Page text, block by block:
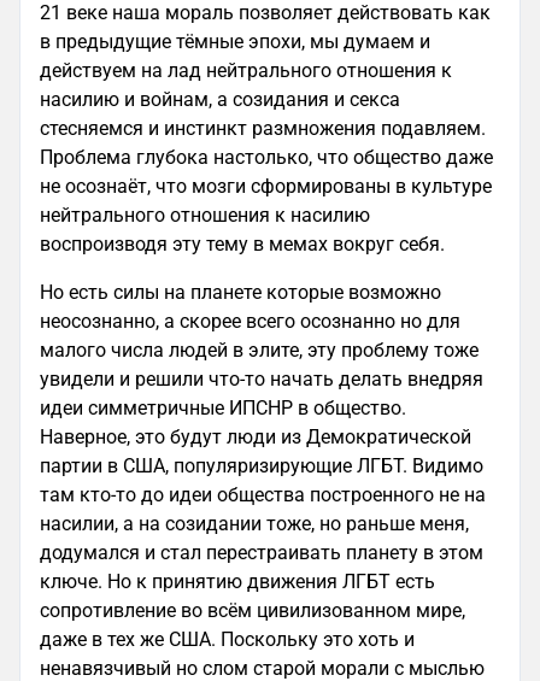
21 веке наша мораль позволяет действовать как
в предыдущие тёмные эпохи, мы думаем и
действуем на лад нейтрального отношения к
насилию и войнам, а созидания и секса
стесняемся и инстинкт размножения подавляем.
Проблема глубока настолько, что общество даже
не осознаёт, что мозги сформированы в культуре
нейтрального отношения к насилию
воспроизводя эту тему в мемах вокруг себя.
Но есть силы на планете которые возможно
неосознанно, а скорее всего осознанно но для
малого числа людей в элите, эту проблему тоже
увидели и решили что-то начать делать внедряя
идеи симметричные ИПСНР в общество.
Наверное, это будут люди из Демократической
партии в США, популяризирующие ЛГБТ. Видимо
там кто-то до идеи общества построенного не на
насилии, а на созидании тоже, но раньше меня,
додумался и стал перестраивать планету в этом
ключе. Но к принятию движения ЛГБТ есть
сопротивление во всём цивилизованном мире,
даже в тех же США. Поскольку это хоть и
ненавязчивый но слом старой морали с мыслью